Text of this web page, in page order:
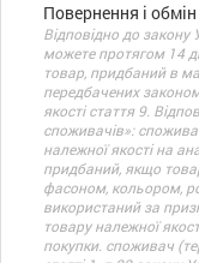
Повернення і обмін
Відповідно до закону
можете протягом 14
товар, придбаний в
передбачених
якості стаття 9.
споживачів»:
належної якості на
придбаний, якщо
фасоном, кольором,
використаний за
товару належної
покупки. споживач